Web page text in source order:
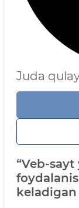
Juda
“Veb-